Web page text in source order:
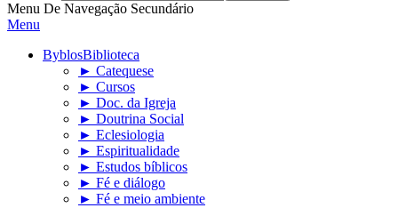
Menu De Navegação Secundário
Menu
ByblosBiblioteca
► Catequese
► Cursos
► Doc. da Igreja
► Doutrina Social
► Eclesiologia
► Espiritualidade
► Estudos bíblicos
► Fé e diálogo
► Fé e meio ambiente